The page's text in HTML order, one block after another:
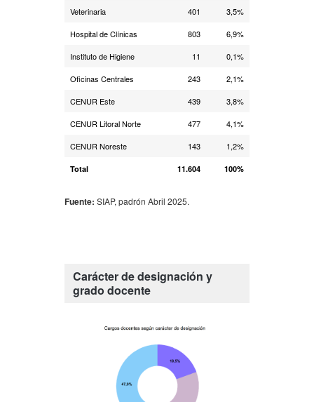
Veterinaria
401
3,5%
Hospital de Clínicas
803
6,9%
Instituto de Higiene
11
0,1%
Oficinas Centrales
243
2,1%
CENUR Este
439
3,8%
CENUR Litoral Norte
477
4,1%
CENUR Noreste
143 1,2%
Total 11.604 100%
Fuente: SIAP, padrón Abril 2025.
Carácter de designación y
grado docente